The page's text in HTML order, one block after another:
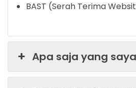
BAST (Serah Terima
Apa saja yang